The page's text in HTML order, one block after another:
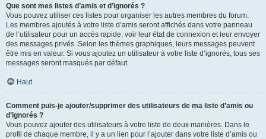
Que sont mes listes d’amis et d’ignorés ?
Vous pouvez utiliser ces listes pour organiser les autres membres du forum.
Les membres ajoutés à votre liste d’amis seront affichés dans votre panneau
de l’utilisateur pour un accès rapide, voir leur état de connexion et leur envoyer
des messages privés. Selon les thèmes graphiques, leurs messages peuvent
être mis en valeur. Si vous ajoutez un utilisateur à votre liste d’ignorés, tous ses
messages seront masqués par défaut.
Haut
Comment puis-je ajouter/supprimer des utilisateurs de ma liste d’amis ou
d’ignorés ?
Vous pouvez ajouter des utilisateurs à votre liste de deux manières. Dans le
profil de chaque membre, il y a un lien pour l’ajouter dans votre liste d’amis ou